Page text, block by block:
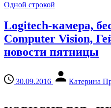
Одной строкой
Logitech-камера,
Computer Vision,
новости пятницы
30.09.2016 Катерина